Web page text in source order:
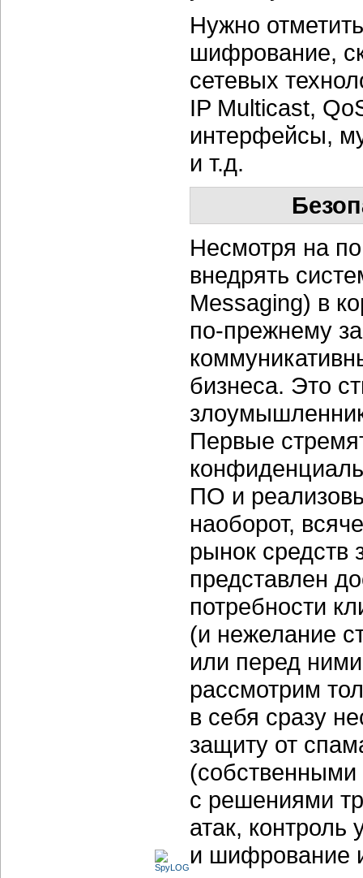
Нужно
шифрование,
сетевых
IP Multicast,
интерфейсы,
и т.д.
Несмотря на
внедрять
Messaging) в
по-прежнему
бизнеса. Это
Первые
ПО и
наоборот,
рынок средств
представлен
потребности
(и нежелание
или перед
рассмотрим
в себя сразу
защиту от
(собственными
с решениями
атак,
и шифрование